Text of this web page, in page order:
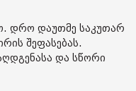
დრო დაუთმე საკუთარ
შეფასებას.
და სწორი